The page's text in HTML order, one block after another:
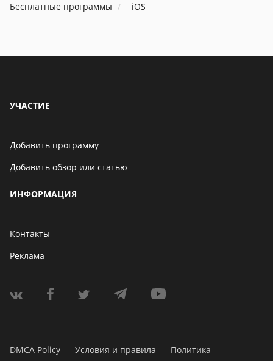
Бесплатные программы iOS
УЧАСТИЕ
Добавить программу
Добавить обзор или статью
ИНФОРМАЦИЯ
Контакты
Реклама
DMCA Policy Условия и правила
Политика